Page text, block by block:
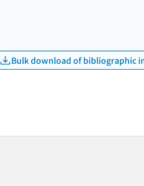
Bulk download of bibliographic